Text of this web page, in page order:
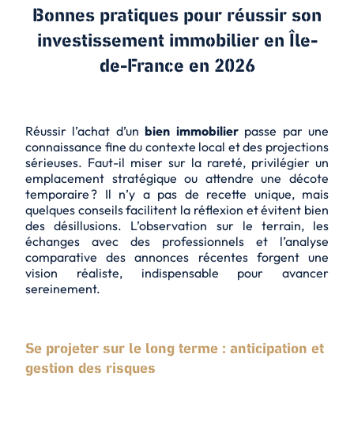
Bonnes pratiques pour réussir son
investissement immobilier en Île-
de-France en 2026
Réussir l’achat d’unbien immobilierpasse par une
connaissance fine du contexte local et des projections
sérieuses. Faut-il miser sur la rareté, privilégier un
emplacement stratégique ou attendre une décote
temporaire ? Il n’y a pas de recette unique, mais
quelques conseils facilitent la réflexion et évitent bien
des désillusions. L’observation sur le terrain, les
échanges avec des professionnels et l’analyse
comparative des annonces récentes forgent une
vision réaliste, indispensable pour avancer
sereinement.
Se projeter sur le long terme : anticipation et
gestion des risques